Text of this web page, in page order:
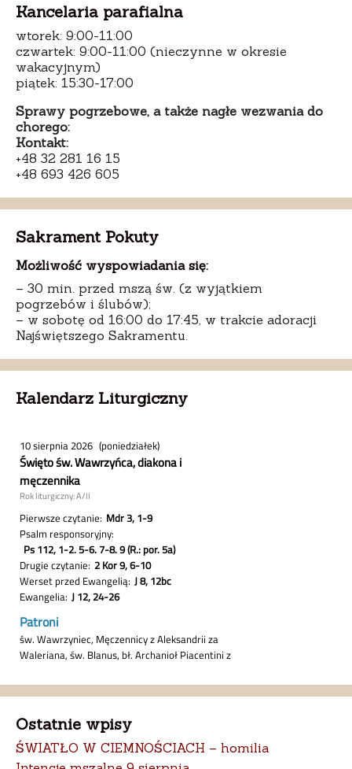
Kancelaria parafialna
wtorek: 9:00-11:00
czwartek: 9:00-11:00 (nieczynne w okresie
wakacyjnym)
piątek: 15:30-17:00
Sprawy pogrzebowe, a także nagłe wezwania do
chorego:
Kontakt:
+48 32 281 16 15
+48 693 426 605
Sakrament Pokuty
Możliwość wyspowiadania się:
– 30 min. przed mszą św. (z wyjątkiem
pogrzebów i ślubów);
– w sobotę od 16:00 do 17:45, w trakcie adoracji
Najświętszego Sakramentu.
Kalendarz Liturgiczny
Ostatnie wpisy
ŚWIATŁO W CIEMNOŚCIACH – homilia